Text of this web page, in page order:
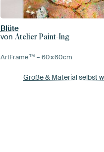
Blüte
vonAtelier Paint-Ing
ArtFrame™ –60×60cm
Größe & Material selbst